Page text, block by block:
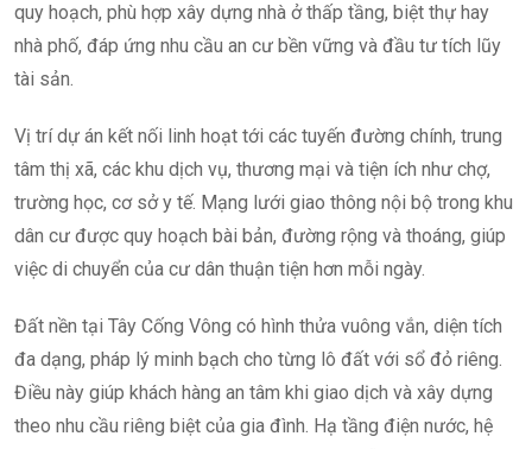
quy hoạch, phù hợp xây dựng nhà ở thấp tầng, biệt thự hay
nhà phố, đáp ứng nhu cầu an cư bền vững và đầu tư tích lũy
tài sản.
Vị trí dự án kết nối linh hoạt tới các tuyến đường chính, trung
tâm thị xã, các khu dịch vụ, thương mại và tiện ích như chợ,
trường học, cơ sở y tế. Mạng lưới giao thông nội bộ trong khu
dân cư được quy hoạch bài bản, đường rộng và thoáng, giúp
việc di chuyển của cư dân thuận tiện hơn mỗi ngày.
Đất nền tại Tây Cống Vông có hình thửa vuông vắn, diện tích
đa dạng, pháp lý minh bạch cho từng lô đất với sổ đỏ riêng.
Điều này giúp khách hàng an tâm khi giao dịch và xây dựng
theo nhu cầu riêng biệt của gia đình. Hạ tầng điện nước, hệ